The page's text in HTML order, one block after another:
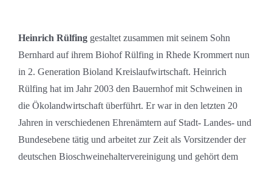
Heinrich Rülfinggestaltet zusammen mit seinem Sohn
Bernhard auf ihrem Biohof Rülfing in Rhede Krommert nun
in 2. Generation Bioland Kreislaufwirtschaft. Heinrich
Rülfing hat im Jahr 2003 den Bauernhof mit Schweinen in
die Ökolandwirtschaft überführt. Er war in den letzten 20
Jahren in verschiedenen Ehrenämtern auf Stadt- Landes- und
Bundesebene tätig und arbeitet zur Zeit als Vorsitzender der
deutschen Bioschweinehaltervereinigung und gehört dem